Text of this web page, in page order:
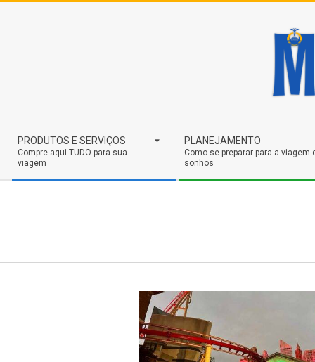
Navigation
Menu
PRODUTOS E SERVIÇOS
Compre aqui TUDO para sua
viagem
PLANEJAMENTO
Como se preparar para a viagem
sonhos